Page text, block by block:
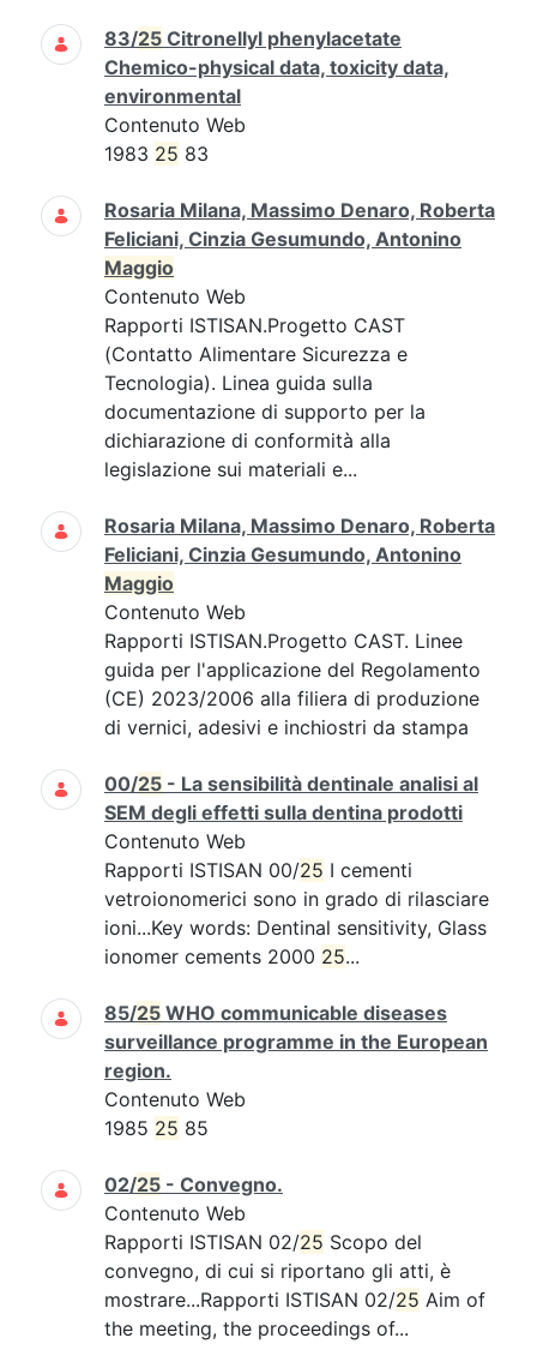
83/25 Citronellyl phenylacetate
Chemico-physical data, toxicity data,
environmental
Contenuto Web
1983 25 83
Rosaria Milana, Massimo Denaro, Roberta
Feliciani, Cinzia Gesumundo, Antonino
Maggio
Contenuto Web
Rapporti ISTISAN.Progetto CAST
(Contatto Alimentare Sicurezza e
Tecnologia). Linea guida sulla
documentazione di supporto per la
dichiarazione di conformità alla
legislazione sui materiali e...
Rosaria Milana, Massimo Denaro, Roberta
Feliciani, Cinzia Gesumundo, Antonino
Maggio
Contenuto Web
Rapporti ISTISAN.Progetto CAST. Linee
guida per l'applicazione del Regolamento
(CE) 2023/2006 alla filiera di produzione
di vernici, adesivi e inchiostri da stampa
00/25 - La sensibilità dentinale analisi al
SEM degli effetti sulla dentina prodotti
Contenuto Web
Rapporti ISTISAN 00/25 I cementi
vetroionomerici sono in grado di rilasciare
ioni...Key words: Dentinal sensitivity, Glass
ionomer cements 2000 25...
85/25 WHO communicable diseases
surveillance programme in the European
region.
Contenuto Web
1985 25 85
02/25 - Convegno.
Contenuto Web
Rapporti ISTISAN 02/25 Scopo del
convegno, di cui si riportano gli atti, è
mostrare...Rapporti ISTISAN 02/25 Aim of
the meeting, the proceedings of...